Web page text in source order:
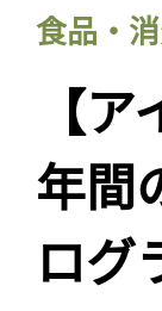
食品・
【
年間
ログ